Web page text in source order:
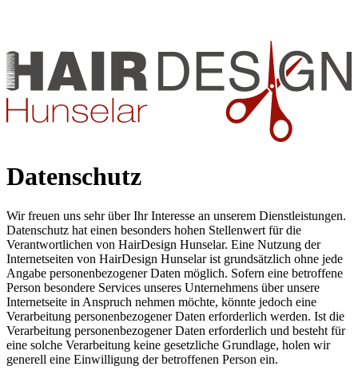
Datenschutz
Wir freuen uns sehr über Ihr Interesse an unserem Dienstleistungen.
Datenschutz hat einen besonders hohen Stellenwert für die
Verantwortlichen von HairDesign Hunselar. Eine Nutzung der
Internetseiten von HairDesign Hunselar ist grundsätzlich ohne jede
Angabe personenbezogener Daten möglich. Sofern eine betroffene
Person besondere Services unseres Unternehmens über unsere
Internetseite in Anspruch nehmen möchte, könnte jedoch eine
Verarbeitung personenbezogener Daten erforderlich werden. Ist die
Verarbeitung personenbezogener Daten erforderlich und besteht für
eine solche Verarbeitung keine gesetzliche Grundlage, holen wir
generell eine Einwilligung der betroffenen Person ein.